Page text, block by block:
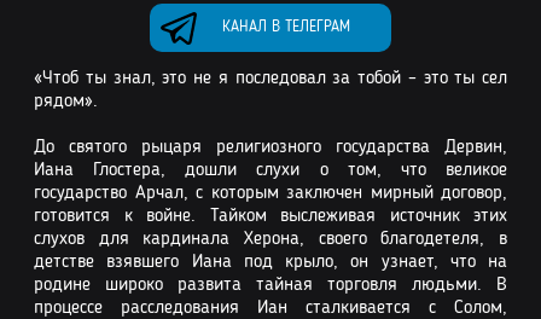
КАНАЛ В ТЕЛЕГРАМ
«Чтоб ты знал, это не я последовал за тобой – это ты сел
рядом».
До святого рыцаря религиозного государства Дервин,
Иана Глостера, дошли слухи о том, что великое
государство Арчал, с которым заключен мирный договор,
готовится к войне. Тайком выслеживая источник этих
слухов для кардинала Херона, своего благодетеля, в
детстве взявшего Иана под крыло, он узнает, что на
родине широко развита тайная торговля людьми. В
процессе расследования Иан сталкивается с Солом,